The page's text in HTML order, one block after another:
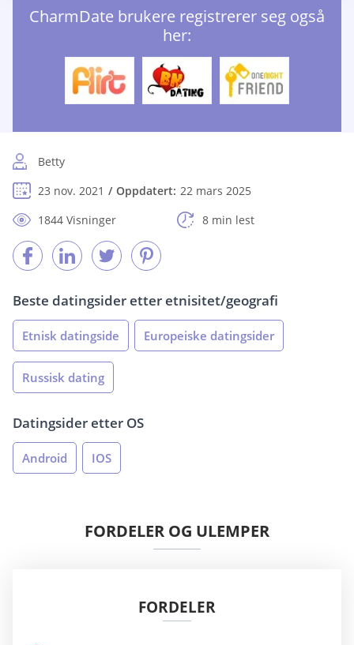
CharmDate brukere registrerer seg også
her:
Betty
23 nov. 2021
Oppdatert: 22 mars 2025
1844 Visninger
8 min lest
Beste datingsider etter etnisitet/geografi
Etnisk datingside Europeiske datingsider
Russisk dating
Datingsider etter OS
Android IOS
FORDELER OG ULEMPER
FORDELER